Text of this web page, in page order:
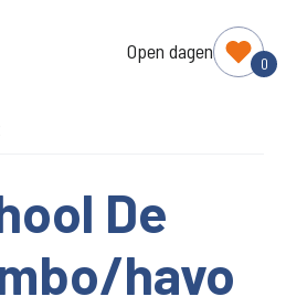
Open dagen
0
De
havo